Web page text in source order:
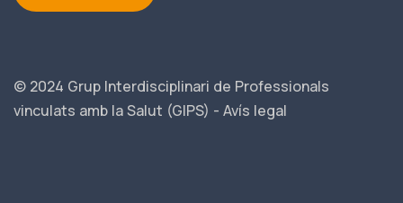
© 2024 Grup Interdisciplinari de Professionals
vinculats amb la Salut (GIPS) - Avís legal